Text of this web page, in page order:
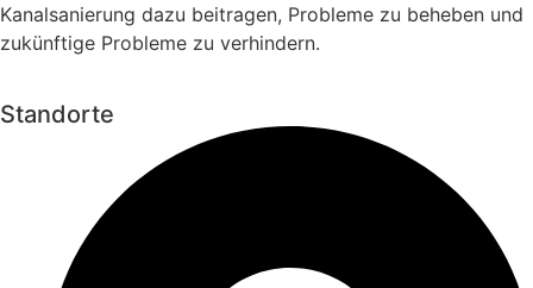
Kanalsanierung dazu beitragen, Probleme zu beheben und
zukünftige Probleme zu verhindern.
Standorte